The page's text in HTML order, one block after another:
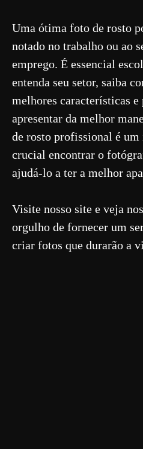
Uma ótima foto de rosto
notado no trabalho ou ao
emprego. É essencial
entenda seu setor, saiba
melhores características e
apresentar da melhor
de rosto profissional é
crucial encontrar o
ajudá-lo a ter a melhor
Visite nosso site e veja
orgulho de fornecer um
criar fotos que durarão a